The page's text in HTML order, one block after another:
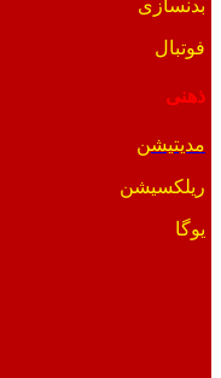
بدنسازی
فوتبال
ذهنی
مدیتیشن
ریلکسیشن
یوگا